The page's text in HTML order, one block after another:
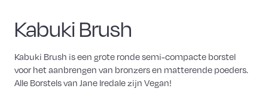
Kabuki Brush
Kabuki Brush is een grote ronde semi-compacte borstel
voor het aanbrengen van bronzers en matterende poeders.
Alle Borstels van Jane Iredale zijn Vegan!